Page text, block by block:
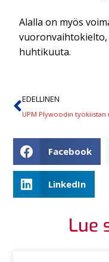
Alalla on myös
vuoronvaihtokielto,
huhtikuuta.
EDELLINEN
Facebook
LinkedIn
Lue